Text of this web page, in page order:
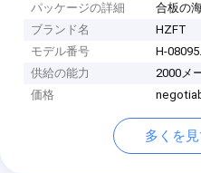
パッケージの詳細
合板の
ブランド名
HZFT
モデル番号
H-
供給の能力
2000メ
価格
多くを